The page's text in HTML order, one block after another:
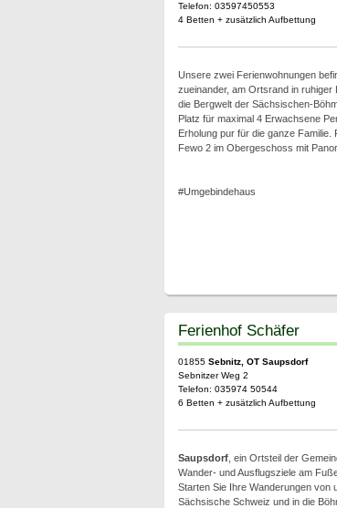
Telefon: 03597450553
4 Betten + zusätzlich Aufbettung
Unsere zwei Ferienwohnungen
zueinander, am Ortsrand in
die Bergwelt der Sächsischen-
Platz für maximal 4 Erwachsene
Erholung pur für die ganze Familie.
Fewo 2 im Obergeschoss mit
#Umgebindehaus
Ferienhof Schäfer
01855 Sebnitz, OT Saupsdorf
Sebnitzer Weg 2
Telefon: 035974 50544
6 Betten + zusätzlich Aufbettung
Saupsdorf, ein Ortsteil der
Wander- und Ausflugsziele am
Starten Sie Ihre Wanderungen von
Sächsische Schweiz und in die